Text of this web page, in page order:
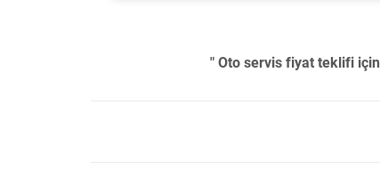
" Oto servis fiyat teklifi için